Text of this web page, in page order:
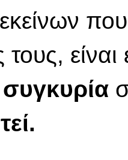
που